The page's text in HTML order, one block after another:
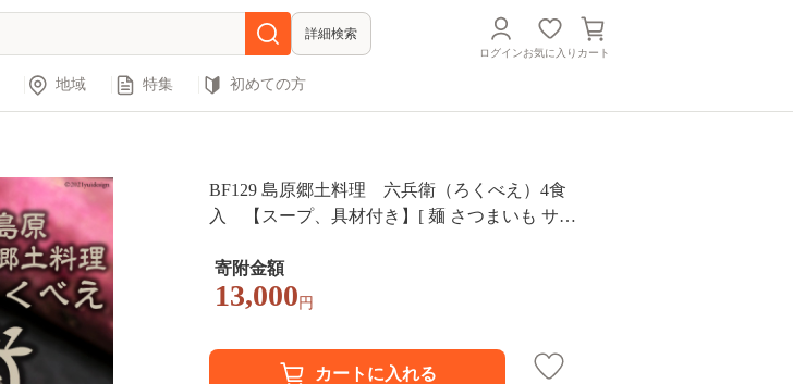
詳細検索
ログインお気に入り カート
地域 特集 初めての方
BF129 島原郷土料理 六兵衛（ろくべえ）4食
入 【スープ、具材付き】[ 麺 さつまいも サツ
長崎県 島原市 ]
寄附金額
13,000 円